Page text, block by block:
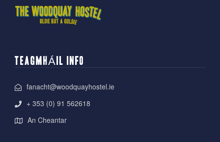
TEAGMHÁIL INFO
fanacht@woodquayhostel.ie
+ 353 (0) 91 562618
An Cheantar